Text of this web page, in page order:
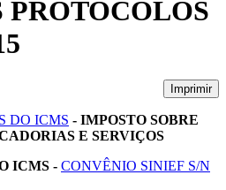
PROTOCOLOS
Imprimir
DO ICMS - IMPOSTO SOBRE
E SERVIÇOS
ICMS - CONVÊNIO SINIEF S/N